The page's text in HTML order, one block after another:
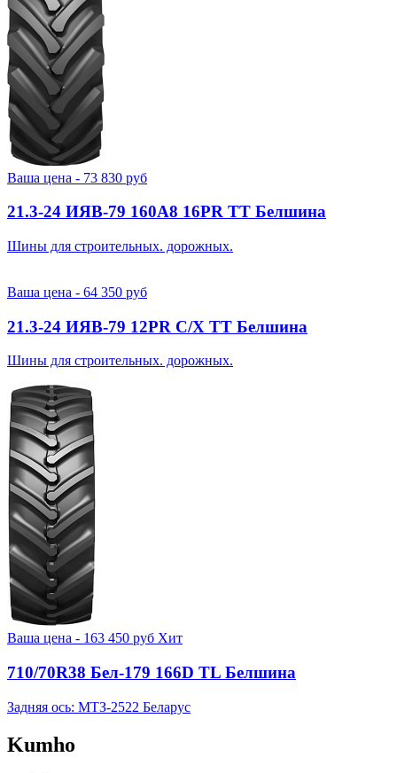
Ваша цена - 73 830 руб
21.3-24 ИЯВ-79 160A8 16PR TT Белшина
Шины для строительных. дорожных.
Ваша цена - 64 350 руб
21.3-24 ИЯВ-79 12PR С/Х TT Белшина
Шины для строительных. дорожных.
Ваша цена - 163 450 руб Хит
710/70R38 Бел-179 166D TL Белшина
Задняя ось: МТЗ-2522 Беларус
Kumho